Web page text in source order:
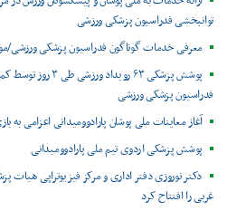
توانبخشی فدراسیون پزشکی ورزشی
معرفی خدمات گوناگون فدراسیون پزشکی ورزشی/
پوشش پزشکی ۶۳ رویداد
فدراسیون پزشکی ورزشی
آغاز معاینات ملی پوشان پارادوومیدانی اعزامی به
پوشش پزشکی اردوی تیم ملی پارادوومیدانی
دکتر نوروزی دفتر اداری و مرکز فیزیوتراپی هیات
غربی را افتتاح کرد